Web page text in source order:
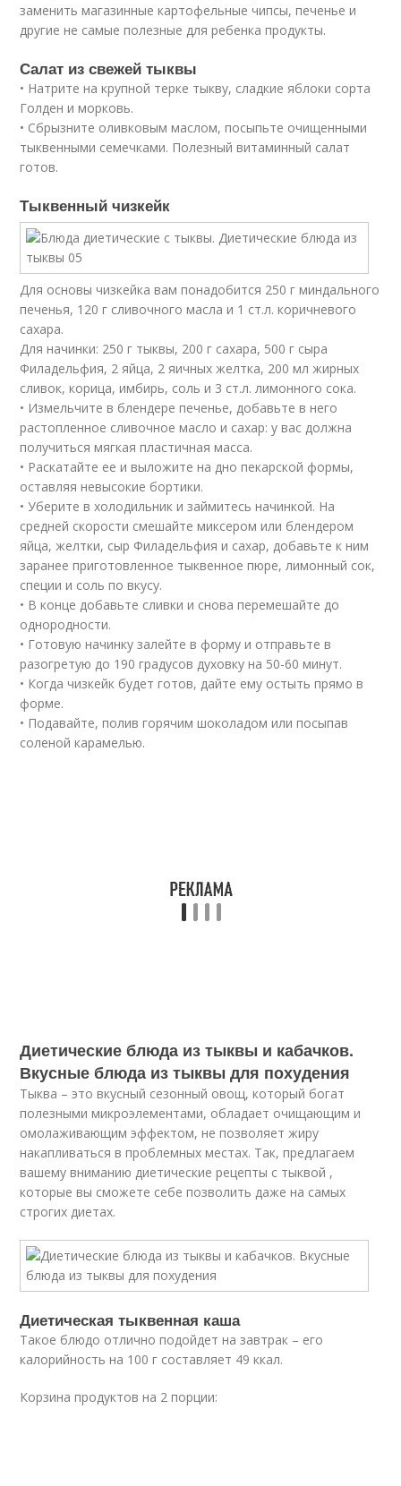
заменить магазинные картофельные чипсы, печенье и
другие не самые полезные для ребенка продукты.
Салат из свежей тыквы
• Натрите на крупной терке тыкву, сладкие яблоки сорта
Голден и морковь.
• Сбрызните оливковым маслом, посыпьте очищенными
тыквенными семечками. Полезный витаминный салат
готов.
Тыквенный чизкейк
Для основы чизкейка вам понадобится 250 г миндального
печенья, 120 г сливочного масла и 1 ст.л. коричневого
сахара.
Для начинки: 250 г тыквы, 200 г сахара, 500 г сыра
Филадельфия, 2 яйца, 2 яичных желтка, 200 мл жирных
сливок, корица, имбирь, соль и 3 ст.л. лимонного сока.
• Измельчите в блендере печенье, добавьте в него
растопленное сливочное масло и сахар: у вас должна
получиться мягкая пластичная масса.
• Раскатайте ее и выложите на дно пекарской формы,
оставляя невысокие бортики.
• Уберите в холодильник и займитесь начинкой. На
средней скорости смешайте миксером или блендером
яйца, желтки, сыр Филадельфия и сахар, добавьте к ним
заранее приготовленное тыквенное пюре, лимонный сок,
специи и соль по вкусу.
• В конце добавьте сливки и снова перемешайте до
однородности.
• Готовую начинку залейте в форму и отправьте в
разогретую до 190 градусов духовку на 50-60 минут.
• Когда чизкейк будет готов, дайте ему остыть прямо в
форме.
• Подавайте, полив горячим шоколадом или посыпав
соленой карамелью.
Диетические блюда из тыквы и кабачков.
Вкусные блюда из тыквы для похудения
Тыква – это вкусный сезонный овощ, который богат
полезными микроэлементами, обладает очищающим и
омолаживающим эффектом, не позволяет жиру
накапливаться в проблемных местах. Так, предлагаем
вашему вниманию диетические рецепты с тыквой ,
которые вы сможете себе позволить даже на самых
строгих диетах.
Диетическая тыквенная каша
Такое блюдо отлично подойдет на завтрак – его
калорийность на 100 г составляет 49 ккал.
Корзина продуктов на 2 порции: